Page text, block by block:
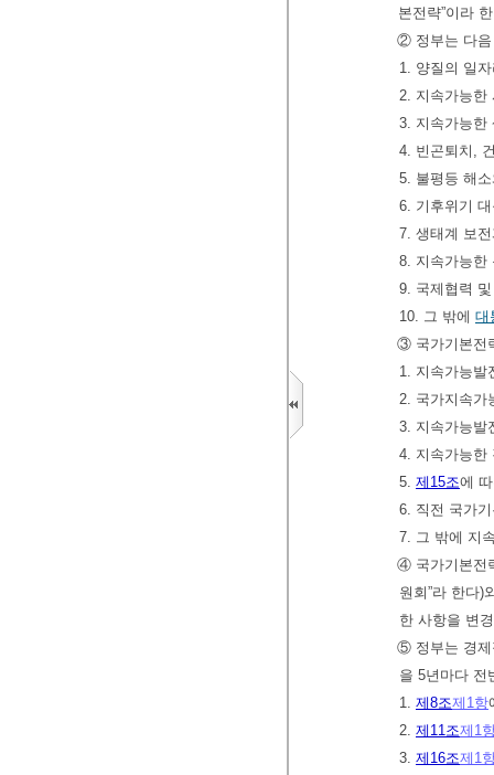
본전략”이라
② 정부는 다음
1. 양질의 일
2. 지속가능한
3. 지속가능한
4. 빈곤퇴치,
5. 불평등 해
6. 기후위기
7. 생태계 보
8. 지속가능한
9. 국제협력
10. 그 밖에 대
③ 국가기본전
1. 지속가능발
2. 국가지속가
3. 지속가능발
4. 지속가능한
5. 제15조에
6. 직전 국가
7. 그 밖에 지
④ 국가기본전
원회”라 한다)
한 사항을 변
⑤ 정부는 경제
을 5년마다 전
1. 제8조제1항
2. 제11조제1
3. 제16조제1